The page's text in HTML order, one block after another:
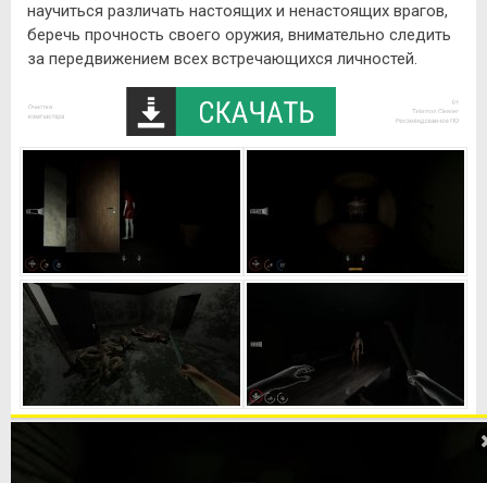
научиться различать настоящих и ненастоящих врагов,
беречь прочность своего оружия, внимательно следить
за передвижением всех встречающихся личностей.